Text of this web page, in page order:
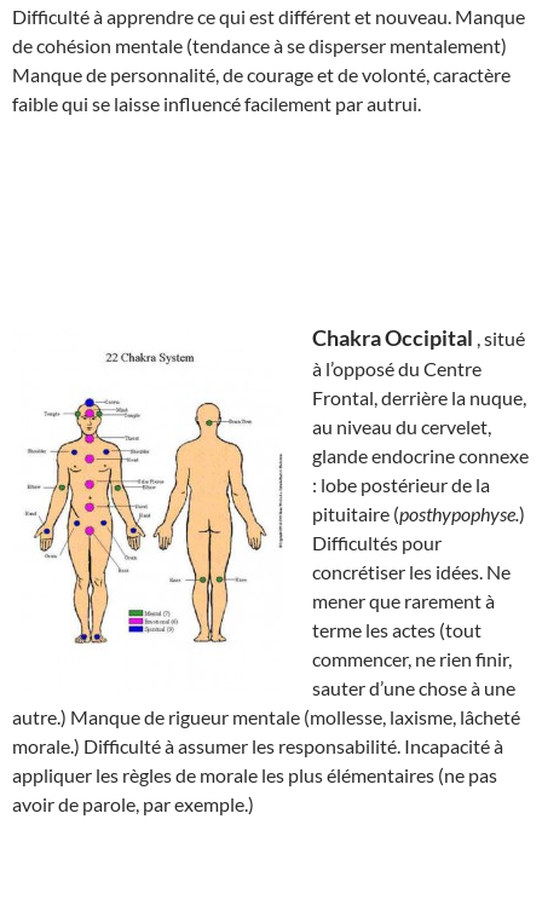
Difficulté à apprendre ce qui est différent et nouveau. Manque
de cohésion mentale (tendance à se disperser mentalement)
Manque de personnalité, de courage et de volonté, caractère
faible qui se laisse influencé facilement par autrui.
Chakra Occipital , situé
à l’opposé du Centre
Frontal, derrière la nuque,
au niveau du cervelet,
glande endocrine connexe
: lobe postérieur de la
pituitaire (posthypophyse.)
Difficultés pour
concrétiser les idées. Ne
mener que rarement à
terme les actes (tout
commencer, ne rien finir,
sauter d’une chose à une
autre.) Manque de rigueur mentale (mollesse, laxisme, lâcheté
morale.) Difficulté à assumer les responsabilité. Incapacité à
appliquer les règles de morale les plus élémentaires (ne pas
avoir de parole, par exemple.)